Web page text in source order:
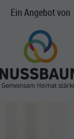
Ein Angebot von